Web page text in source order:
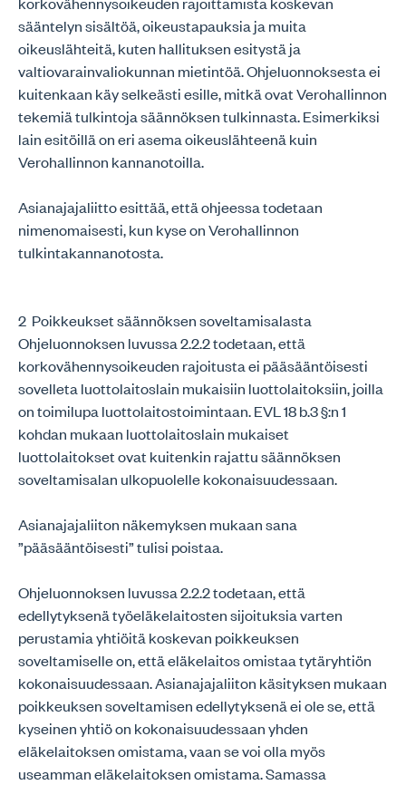
sääntelyn sisältöä, oikeustapauksia ja muita
oikeuslähteitä, kuten hallituksen esitystä ja
valtiovarainvaliokunnan mietintöä. Ohjeluonnoksesta ei
kuitenkaan käy selkeästi esille, mitkä ovat Verohallinnon
tekemiä tulkintoja säännöksen tulkinnasta. Esimerkiksi
lain esitöillä on eri asema oikeuslähteenä kuin
Verohallinnon kannanotoilla.
Asianajajaliitto esittää, että ohjeessa todetaan
nimenomaisesti, kun kyse on Verohallinnon
tulkintakannanotosta.
2 Poikkeukset säännöksen soveltamisalasta
Ohjeluonnoksen luvussa 2.2.2 todetaan, että
korkovähennysoikeuden rajoitusta ei pääsääntöisesti
sovelleta luottolaitoslain mukaisiin luottolaitoksiin, joilla
on toimilupa luottolaitostoimintaan. EVL 18 b.3 §:n 1
kohdan mukaan luottolaitoslain mukaiset
luottolaitokset ovat kuitenkin rajattu säännöksen
soveltamisalan ulkopuolelle kokonaisuudessaan.
Asianajajaliiton näkemyksen mukaan sana
”pääsääntöisesti” tulisi poistaa.
Ohjeluonnoksen luvussa 2.2.2 todetaan, että
edellytyksenä työeläkelaitosten sijoituksia varten
perustamia yhtiöitä koskevan poikkeuksen
soveltamiselle on, että eläkelaitos omistaa tytäryhtiön
kokonaisuudessaan. Asianajajaliiton käsityksen mukaan
poikkeuksen soveltamisen edellytyksenä ei ole se, että
kyseinen yhtiö on kokonaisuudessaan yhden
eläkelaitoksen omistama, vaan se voi olla myös
useamman eläkelaitoksen omistama. Samassa